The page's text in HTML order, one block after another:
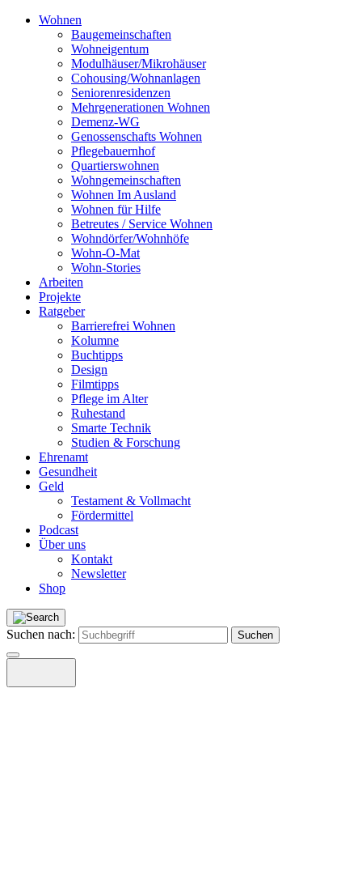
Wohnen
Baugemeinschaften
Wohneigentum
Modulhäuser/Mikrohäuser
Cohousing/Wohnanlagen
Seniorenresidenzen
Mehrgenerationen Wohnen
Demenz-WG
Genossenschafts Wohnen
Pflegebauernhof
Quartierswohnen
Wohngemeinschaften
Wohnen Im Ausland
Wohnen für Hilfe
Betreutes / Service Wohnen
Wohndörfer/Wohnhöfe
Wohn-O-Mat
Wohn-Stories
Arbeiten
Projekte
Ratgeber
Barrierefrei Wohnen
Kolumne
Buchtipps
Design
Filmtipps
Pflege im Alter
Ruhestand
Smarte Technik
Studien & Forschung
Ehrenamt
Gesundheit
Geld
Testament & Vollmacht
Fördermittel
Podcast
Über uns
Kontakt
Newsletter
Shop
Suchen nach: